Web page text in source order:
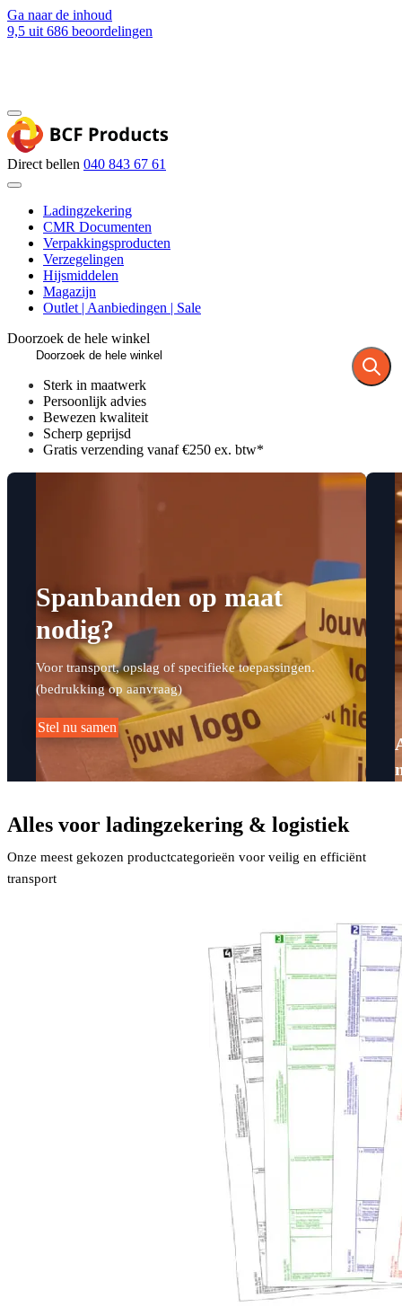
Ga naar de inhoud
9,5 uit 686 beoordelingen
Direct bellen 040 843 67 61
Ladingzekering
CMR Documenten
Verpakkingsproducten
Verzegelingen
Hijsmiddelen
Magazijn
Outlet | Aanbiedingen | Sale
Doorzoek de hele winkel
Sterk in maatwerk
Persoonlijk advies
Bewezen kwaliteit
Scherp geprijsd
Gratis verzending vanaf €250 ex. btw*
Spanbanden op maat
nodig?
Voor transport, opslag of specifieke toepassingen.
(bedrukking op aanvraag)
Stel nu samen
Alles voor ladingzekering & logistiek
Onze meest gekozen productcategorieën voor veilig en efficiënt
transport